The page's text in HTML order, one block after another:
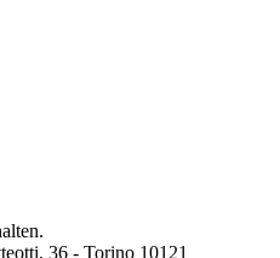
36 - Torino 10121